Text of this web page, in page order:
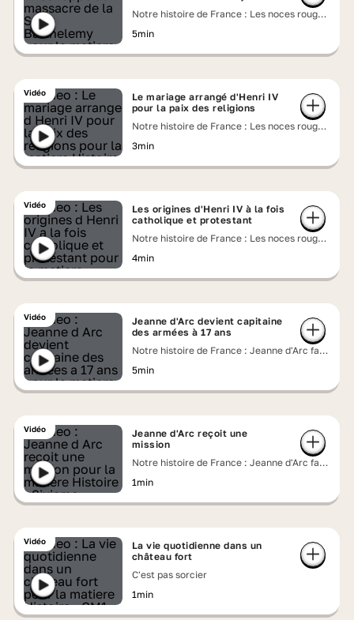
Notre histoire de France : Les noces rouges
5min
Vidéo
Le mariage arrangé d'Henri IV
pour la paix des religions
Notre histoire de France : Les noces rouges
3min
Vidéo
Les origines d'Henri IV à la fois
catholique et protestant
Notre histoire de France : Les noces rouges
4min
Vidéo
Jeanne d'Arc devient capitaine
des armées à 17 ans
Notre histoire de France : Jeanne d'Arc face
5min
Vidéo
Jeanne d'Arc reçoit une
mission
Notre histoire de France : Jeanne d'Arc face
1min
Vidéo
La vie quotidienne dans un
château fort
C'est pas sorcier
1min